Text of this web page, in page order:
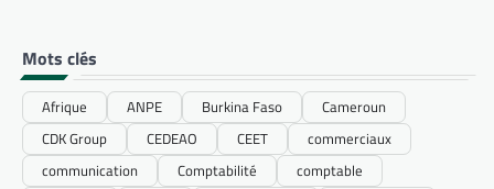
Mots clés
Afrique ANPE Burkina Faso
Cameroun
CDK Group
CEDEAO CEET
commerciaux
communication
Comptabilité
comptable